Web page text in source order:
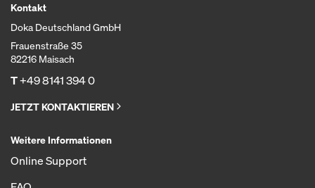
Kontakt
Doka Deutschland GmbH
Frauenstraße 35
82216 Maisach
T+49 8141 394 0
JETZT KONTAKTIEREN
Weitere Informationen
Online Support